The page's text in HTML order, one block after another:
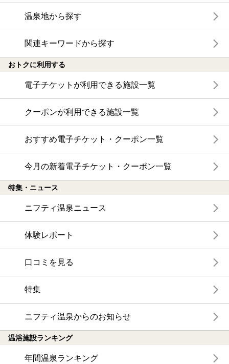
温泉地から探す
関連キーワードから探す
おトクに利用する
電子チケットが利用できる施設一覧
クーポンが利用できる施設一覧
おすすめ電子チケット・クーポン一覧
今月の新着電子チケット・クーポン一覧
特集・ニュース
ニフティ温泉ニュース
体験レポート
口コミを見る
特集
ニフティ温泉からのお知らせ
温浴施設ランキング
年間温泉ランキング